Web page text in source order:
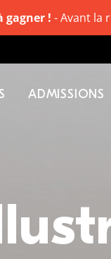
ADMISSIONS
gagner ! - Avant la